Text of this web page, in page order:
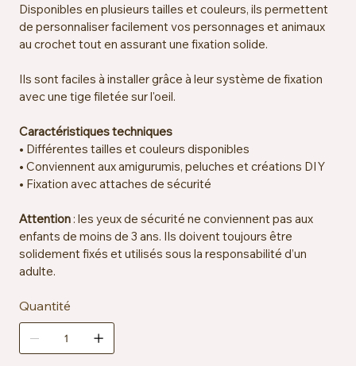
Disponibles en plusieurs tailles et couleurs, ils permettent
de personnaliser facilement vos personnages et animaux
au crochet tout en assurant une fixation solide.
Ils sont faciles à installer grâce à leur système de fixation
avec une tige filetée sur l'oeil.
Caractéristiques techniques
• Différentes tailles et couleurs disponibles
• Conviennent aux amigurumis, peluches et créations DIY
• Fixation avec attaches de sécurité
Attention: les yeux de sécurité ne conviennent pas aux
enfants de moins de 3 ans. Ils doivent toujours être
solidement fixés et utilisés sous la responsabilité d’un
adulte.
Quantité